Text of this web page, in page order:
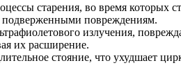
старения, во время которых
подверженными повреждениям.
излучения,
их расширение.
стояние, что ухудшает